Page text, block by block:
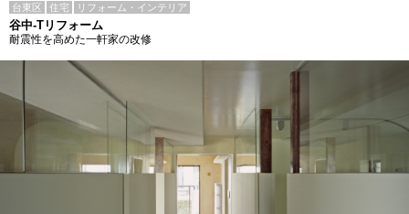
台東区 住宅 リフォーム・インテリア
谷中-Tリフォーム
耐震性を高めた一軒家の改修